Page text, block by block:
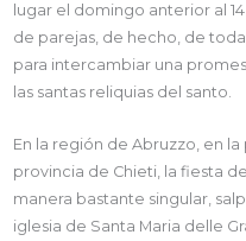
lugar el domingo anterior al
de parejas, de hecho, de
para intercambiar una
las santas reliquias del santo.
En la región de Abruzzo, en
provincia de Chieti, la fiesta
manera bastante singular,
iglesia de Santa Maria delle